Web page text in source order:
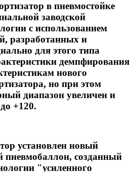
в пневмостойке
заводской
с использованием
разработанных и
для этого типа
демпфирования
нового
но при этом
диапазон увеличен и
+120.
установлен новый
пневмобаллон, созданный
"усиленного